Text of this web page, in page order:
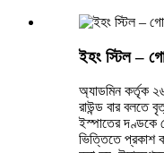
ইহং স্টিল –
অ্যাডমিন কর্তৃক
রাউন্ড বার বলতে
ইস্পাতের দণ্ডকে
ভিত্তিতে প্রকাশ